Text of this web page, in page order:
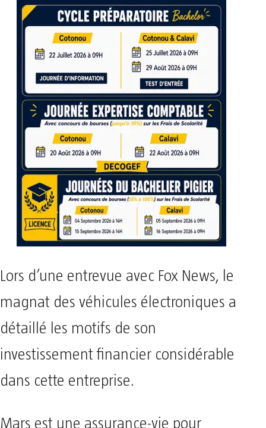
Lors d’une entrevue avec Fox News, le
magnat des véhicules électroniques a
détaillé les motifs de son
investissement financier considérable
dans cette entreprise.
Mars est une assurance-vie pour